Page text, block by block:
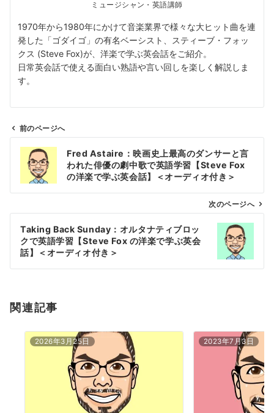
ミュージシャン・英語講師
1970年から1980年にかけて音楽業界で様々な大ヒット曲を連
発した「ゴダイゴ」の有名ベーシスト、スティーブ・フォッ
クス (Steve Fox)が、洋楽で学ぶ英会話をご紹介。
日常英会話で使える面白い熟語や言い回しを楽しく解説しま
す。
ビ
ン
前のページへ
Fred Astaire：映画史上最高のダンサーと言
われた俳優の劇中歌で英語学習【Steve Fox
の洋楽で学ぶ英会話】＜オーディオ付き＞
次のページへ
Taking Back Sunday：オルタナティブロッ
クで英語学習【Steve Fox の洋楽で学ぶ英会
話】＜オーディオ付き＞
関連記事
2026年3月25日 2023年7月3日